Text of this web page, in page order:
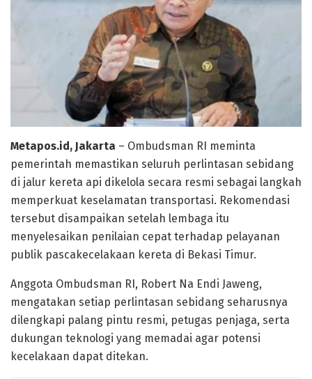
Metapos.id, Jakarta – Ombudsman RI meminta
pemerintah memastikan seluruh perlintasan sebidang
di jalur kereta api dikelola secara resmi sebagai langkah
memperkuat keselamatan transportasi. Rekomendasi
tersebut disampaikan setelah lembaga itu
menyelesaikan penilaian cepat terhadap pelayanan
publik pascakecelakaan kereta di Bekasi Timur.
Anggota Ombudsman RI, Robert Na Endi Jaweng,
mengatakan setiap perlintasan sebidang seharusnya
dilengkapi palang pintu resmi, petugas penjaga, serta
dukungan teknologi yang memadai agar potensi
kecelakaan dapat ditekan.